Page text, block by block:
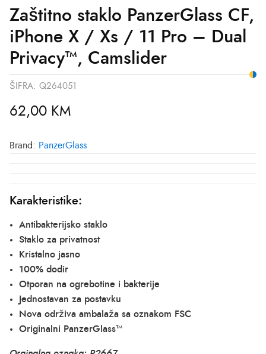
Zaštitno staklo PanzerGlass CF,
iPhone X / Xs / 11 Pro – Dual
Privacy™, Camslider
ŠIFRA: Q264051
62,00 KM
Brand: PanzerGlass
Karakteristike:
Antibakterijsko staklo
Staklo za privatnost
Kristalno jasno
100% dodir
Otporan na ogrebotine i bakterije
Jednostavan za postavku
Nova održiva ambalaža sa oznakom FSC
Originalni PanzerGlass™